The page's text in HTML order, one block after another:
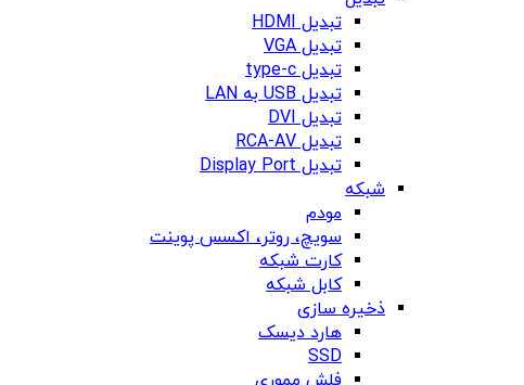
تبدیل HDMI
تبدیل VGA
تبدیل type-c
تبدیل USB به LAN
تبدیل DVI
تبدیل RCA-AV
تبدیل Display Port
شبکه
مودم
سویچ، روتر، اکسس پوینت
کارت شبکه
کابل شبکه
ذخیره سازی
هارد دیسک
SSD